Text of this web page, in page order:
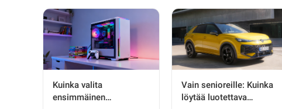
Kuinka valita
ensimmäinen
Vain senioreille: Kuinka
löytää luotettava